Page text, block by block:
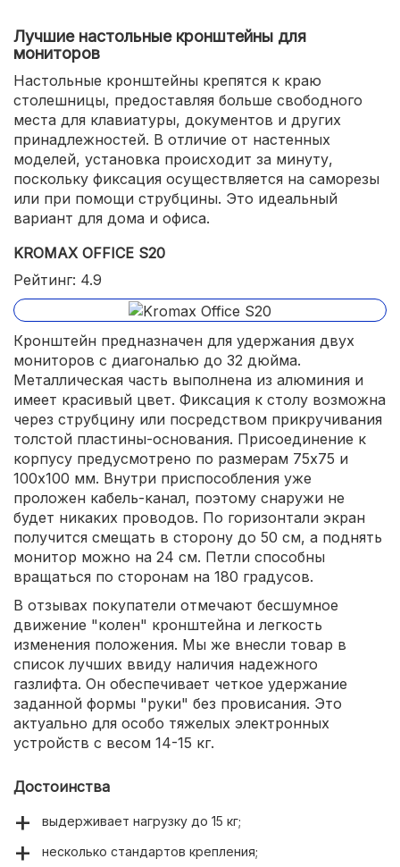
Лучшие настольные кронштейны для
мониторов
Настольные кронштейны крепятся к краю
столешницы, предоставляя больше свободного
места для клавиатуры, документов и других
принадлежностей. В отличие от настенных
моделей, установка происходит за минуту,
поскольку фиксация осуществляется на саморезы
или при помощи струбцины. Это идеальный
вариант для дома и офиса.
KROMAX OFFICE S20
Рейтинг: 4.9
Кронштейн предназначен для удержания двух
мониторов с диагональю до 32 дюйма.
Металлическая часть выполнена из алюминия и
имеет красивый цвет. Фиксация к столу возможна
через струбцину или посредством прикручивания
толстой пластины-основания. Присоединение к
корпусу предусмотрено по размерам 75х75 и
100х100 мм. Внутри приспособления уже
проложен кабель-канал, поэтому снаружи не
будет никаких проводов. По горизонтали экран
получится смещать в сторону до 50 см, а поднять
монитор можно на 24 см. Петли способны
вращаться по сторонам на 180 градусов.
В отзывах покупатели отмечают бесшумное
движение "колен" кронштейна и легкость
изменения положения. Мы же внесли товар в
список лучших ввиду наличия надежного
газлифта. Он обеспечивает четкое удержание
заданной формы "руки" без провисания. Это
актуально для особо тяжелых электронных
устройств с весом 14-15 кг.
Достоинства
выдерживает нагрузку до 15 кг;
несколько стандартов крепления;